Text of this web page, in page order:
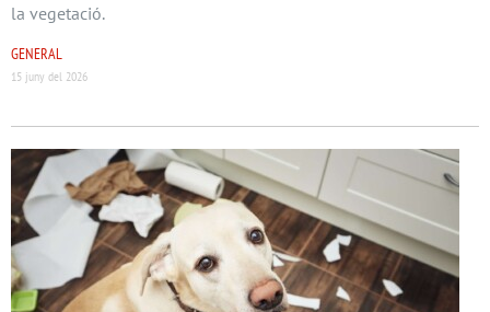
la vegetació.
GENERAL
15 juny del 2026